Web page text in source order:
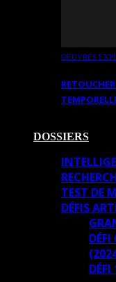
OEUVRES
DOSSIERS
TEST DE
DÉFIS